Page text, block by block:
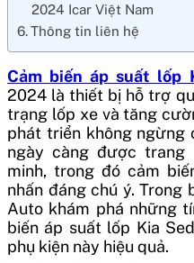
2024 Icar Việt Nam
Thông tin liên hệ
Cảm biến áp suất lốp
2024 là thiết bị hỗ trợ
trạng lốp xe và tăng
phát triển không ngừng
ngày càng được trang
minh, trong đó cảm
nhấn đáng chú ý. Trong
Auto khám phá những
biến áp suất lốp Kia
phụ kiện này hiệu quả.